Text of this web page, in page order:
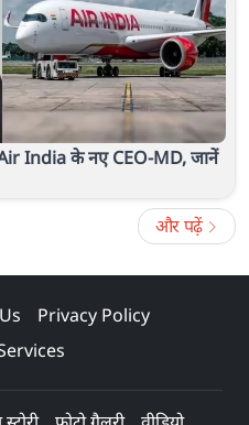
Air India के नए CEO-MD, जानें
और पढ़ें
Privacy Policy